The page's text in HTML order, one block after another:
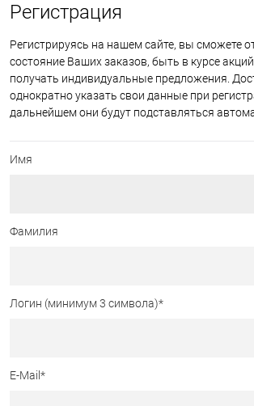
Регистрация
Регистрируясь на нашем сайте, вы сможете
состояние Ваших заказов, быть в курсе
получать индивидуальные предложения.
однократно указать свои данные при
дальнейшем они будут подставляться
Имя
Фамилия
Логин (минимум 3 символа)*
E-Mail *